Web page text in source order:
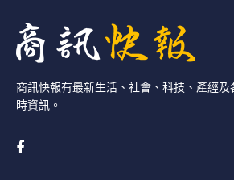
商訊快報有最新生活、社會、科技、產經
時資訊。